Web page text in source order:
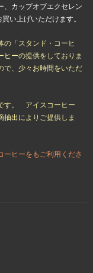
、カップオブエクセレン
い上げいただけます。
の「スタンド・コーヒ
ーの提供をしておりま
、少々お時間をいただ
す。 アイスコーヒー
出によりご提供しま
ーヒーをもご利用くださ